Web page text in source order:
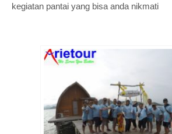
kegiatan pantai yang bisa anda nikmati